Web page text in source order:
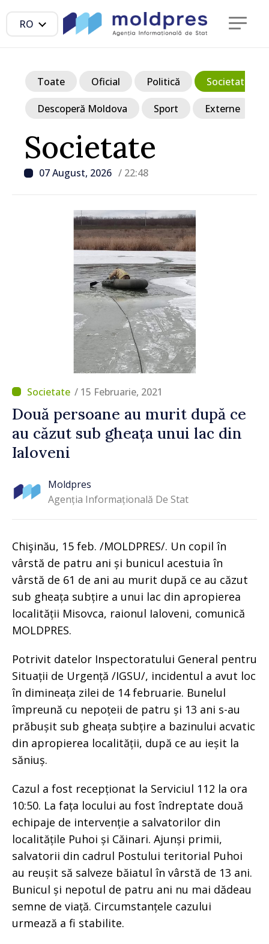
RO
Societate
07 August, 2026 / 22:48
Toate Oficial Politică Societate
Descoperă Moldova Sport Externe
/ 15 Februarie, 2021
Două persoane au murit după ce
au căzut sub gheața unui lac din
Ialoveni
Moldpres
Agenția Informațională De Stat
Chişinău, 15 feb. /MOLDPRES/. Un copil în
vârstă de patru ani și bunicul acestuia în
vârstă de 61 de ani au murit după ce au căzut
sub gheața subțire a unui lac din apropierea
localității Misovca, raionul Ialoveni, comunică
MOLDPRES.
Potrivit datelor Inspectoratului General pentru
Situații de Urgență /IGSU/, incidentul a avut loc
în dimineața zilei de 14 februarie. Bunelul
împreună cu nepoțeii de patru și 13 ani s-au
prăbușit sub gheața subțire a bazinului acvatic
din apropierea localității, după ce au ieșit la
săniuș.
Cazul a fost recepționat la Serviciul 112 la ora
10:50. La fața locului au fost îndreptate două
echipaje de intervenție a salvatorilor din
localitățile Puhoi și Căinari. Ajunși primii,
salvatorii din cadrul Postului teritorial Puhoi
au reușit să salveze băiatul în vârstă de 13 ani.
Bunicul și nepotul de patru ani nu mai dădeau
semne de viață. Circumstanțele cazului
urmează a fi stabilite.